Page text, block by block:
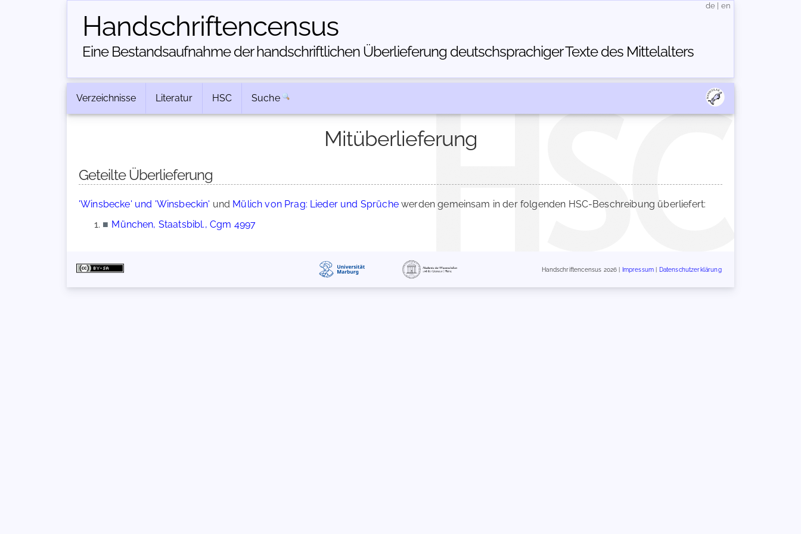
Handschriften­census
Eine Bestandsaufnahme der handschriftlichen Über­lieferung deutschsprachiger Texte des Mittelalters
de en
Verzeichnisse Literatur HSC Suche
Mitüberlieferung
Geteilte Überlieferung
'Winsbecke' und 'Winsbeckin' und Mülich von Prag: Lieder und Sprüchewerden gemeinsam in der folgenden HSC-Beschreibung überliefert:
■ München, Staatsbibl., Cgm 4997
Handschriftencensus 2026 | Impressum Datenschutzerklärung